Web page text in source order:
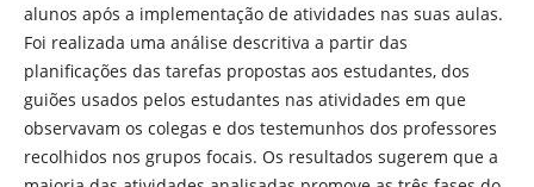
alunos após a implementação de atividades nas suas aulas.
Foi realizada uma análise descritiva a partir das
planificações das tarefas propostas aos estudantes, dos
guiões usados pelos estudantes nas atividades em que
observavam os colegas e dos testemunhos dos professores
recolhidos nos grupos focais. Os resultados sugerem que a